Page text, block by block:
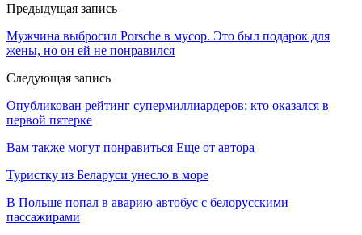
Предыдущая запись
Мужчина выбросил Porsche в мусор. Это был подарок для
жены, но он ей не понравился
Следующая запись
Опубликован рейтинг супермиллиардеров: кто оказался в
первой пятерке
Вам также могут понравиться Еще от автора
Туристку из Беларуси унесло в море
В Польше попал в аварию автобус с белорусскими
пассажирами